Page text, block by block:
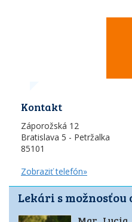
Kontakt
Záporožská 12
Bratislava 5 - Petržalka
85101
Zobraziť telefón»
Lekári s